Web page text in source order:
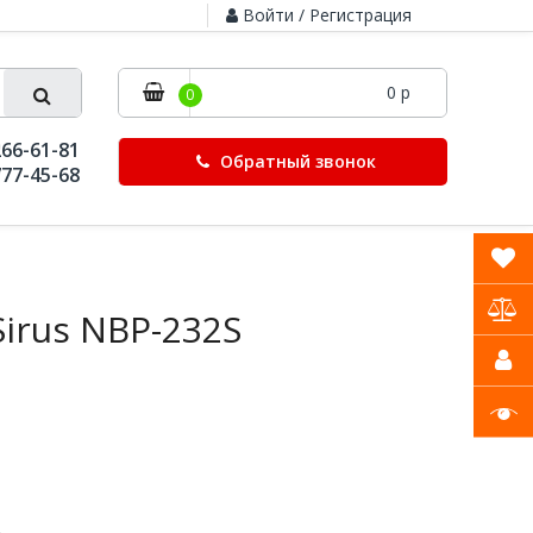
Войти / Регистрация
0 0 р
61-81
45-68
Обратный звонок
NBP-232S